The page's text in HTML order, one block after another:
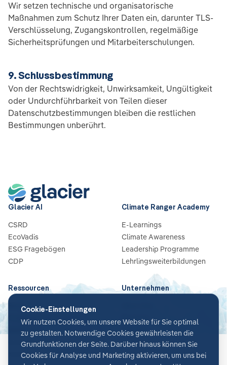
Wir setzen technische und organisatorische
Maßnahmen zum Schutz Ihrer Daten ein, darunter TLS-
Verschlüsselung, Zugangskontrollen, regelmäßige
Sicherheitsprüfungen und Mitarbeiterschulungen.
9. Schlussbestimmung
Von der Rechtswidrigkeit, Unwirksamkeit, Ungültigkeit
oder Undurchführbarkeit von Teilen dieser
Datenschutzbestimmungen bleiben die restlichen
Bestimmungen unberührt.
Glacier AI
CSRD
EcoVadis
ESG Fragebögen
CDP
Climate Ranger Academy
E-Learnings
Climate Awareness
Leadership Programme
Lehrlingsweiterbildungen
Ressourcen
Blog
Guides & Checklisten
Webinare
Case Studies
News
Unternehmen
Partners
Karriere
Kontakt
Cookie-Einstellungen
Wir nutzen Cookies, um unsere Website für Sie optimal
zu gestalten. Notwendige Cookies gewährleisten die
Grundfunktionen der Seite. Darüber hinaus können Sie
Cookies für Analyse und Marketing aktivieren, um uns bei